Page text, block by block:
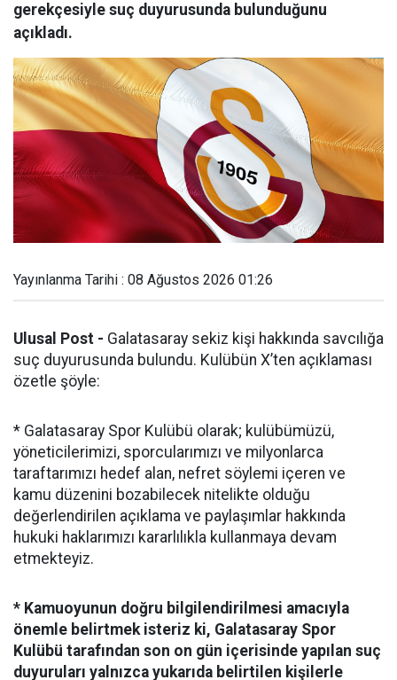
gerekçesiyle suç duyurusunda bulunduğunu
açıkladı.
Yayınlanma Tarihi : 08 Ağustos 2026 01:26
Ulusal Post - Galatasaray sekiz kişi hakkında savcılığa
suç duyurusunda bulundu. Kulübün X’ten açıklaması
özetle şöyle:
* Galatasaray Spor Kulübü olarak; kulübümüzü,
yöneticilerimizi, sporcularımızı ve milyonlarca
taraftarımızı hedef alan, nefret söylemi içeren ve
kamu düzenini bozabilecek nitelikte olduğu
değerlendirilen açıklama ve paylaşımlar hakkında
hukuki haklarımızı kararlılıkla kullanmaya devam
etmekteyiz.
* Kamuoyunun doğru bilgilendirilmesi amacıyla
önemle belirtmek isteriz ki, Galatasaray Spor
Kulübü tarafından son on gün içerisinde yapılan suç
duyuruları yalnızca yukarıda belirtilen kişilerle